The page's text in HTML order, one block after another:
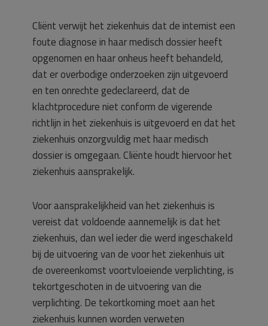
Cliënt verwijt het ziekenhuis dat de internist een
foute diagnose in haar medisch dossier heeft
opgenomen en haar onheus heeft behandeld,
dat er overbodige onderzoeken zijn uitgevoerd
en ten onrechte gedeclareerd, dat de
klachtprocedure niet conform de vigerende
richtlijn in het ziekenhuis is uitgevoerd en dat het
ziekenhuis onzorgvuldig met haar medisch
dossier is omgegaan. Cliënte houdt hiervoor het
ziekenhuis aansprakelijk.
Voor aansprakelijkheid van het ziekenhuis is
vereist dat voldoende aannemelijk is dat het
ziekenhuis, dan wel ieder die werd ingeschakeld
bij de uitvoering van de voor het ziekenhuis uit
de overeenkomst voortvloeiende verplichting, is
tekortgeschoten in de uitvoering van die
verplichting. De tekortkoming moet aan het
ziekenhuis kunnen worden verweten